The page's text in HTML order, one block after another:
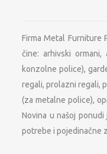
Firma Metal Furniture
čine: arhivski ormani,
konzolne police),
regali, prolazni regali,
(za metalne police),
Novina u našoj ponudi
potrebe i pojedinačne